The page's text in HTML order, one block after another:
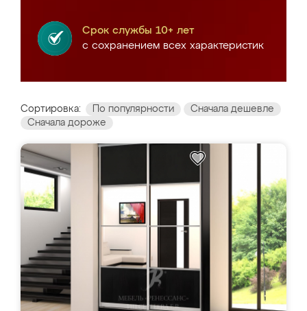
Срок службы 10+ лет
с сохранением всех характеристик
Сортировка: По популярности
Сначала дешевле
Сначала дороже